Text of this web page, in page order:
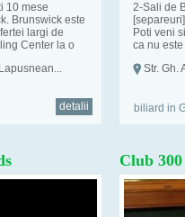
10 mese
Brunswick este
largi de
Center la o
detalii
2-Sali de
Poti veni
ca nu este
Str. Gh.
biliard in
Club 300